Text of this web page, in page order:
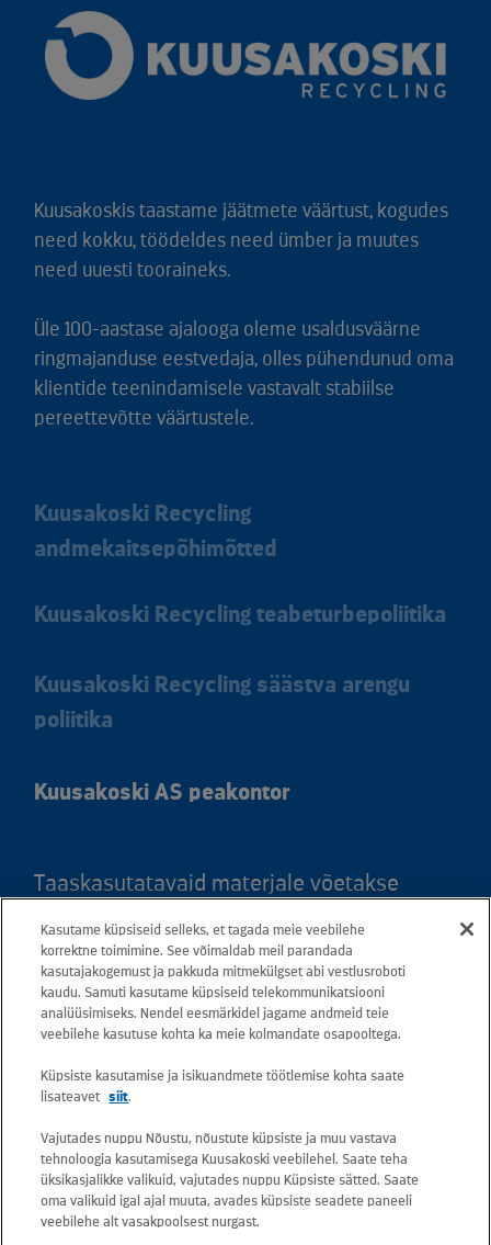
Kuusakoskis taastame jäätmete väärtust, kogudes
need kokku, töödeldes need ümber ja muutes
need uuesti tooraineks.
Üle 100-aastase ajalooga oleme usaldusväärne
ringmajanduse eestvedaja, olles pühendunud oma
klientide teenindamisele vastavalt stabiilse
pereettevõtte väärtustele.
Kuusakoski Recycling
andmekaitsepõhimõtted
Kuusakoski Recycling teabeturbepoliitika
Kuusakoski Recycling säästva arengu
poliitika
Kuusakoski AS peakontor
Taaskasutatavaid materjale võetakse
Kaardil klõpsates leiate kõigi maakondade
teeninduspunktid ja teejuhised.
Postiaadress: Betooni 12, 13816 Tallinn
(Eesti)
Kõik e-posti aadressid on kujul
eesnimi.perekonnanimi@kuusakoski.com
Kasutame küpsiseid selleks, et tagada meie veebilehe
korrektne toimimine. See võimaldab meil parandada
kasutajakogemust ja pakkuda mitmekülgset abi vestlusroboti
kaudu. Samuti kasutame küpsiseid telekommunikatsiooni
analüüsimiseks. Nendel eesmärkidel jagame andmeid teie
veebilehe kasutuse kohta ka meie kolmandate osapooltega.
Küpsiste kasutamise ja isikuandmete töötlemise kohta saate
lisateavet
siit.
Vajutades nuppu Nõustu, nõustute küpsiste ja muu vastava
tehnoloogia kasutamisega Kuusakoski veebilehel. Saate teha
üksikasjalikke valikuid, vajutades nuppu Küpsiste sätted. Saate
oma valikuid igal ajal muuta, avades küpsiste seadete paneeli
veebilehe alt vasakpoolsest nurgast.